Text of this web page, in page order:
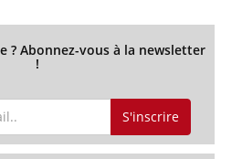
? Abonnez-vous à la newsletter
!
S'inscrire